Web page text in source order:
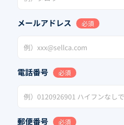
メールアドレス 必須
電話番号 必須
郵便番号 必須